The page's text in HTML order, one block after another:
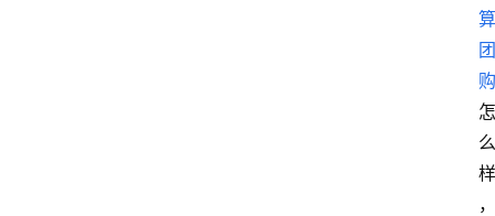
算
团
购
怎
么
样
，